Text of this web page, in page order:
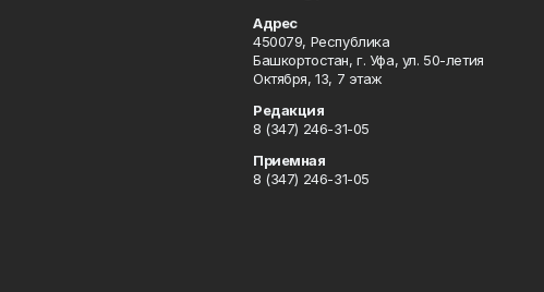
Адрес
450079, Республика
Башкортостан, г. Уфа, ул. 50-летия
Октября, 13, 7 этаж
Редакция
8 (347) 246-31-05
Приемная
8 (347) 246-31-05